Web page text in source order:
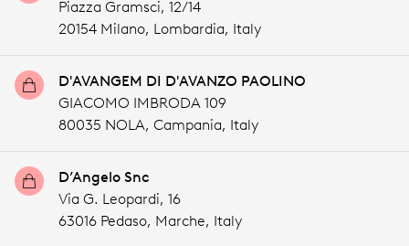
Piazza Gramsci, 12/14
20154 Milano, Lombardia, Italy
D'AVANGEM DI D'AVANZO PAOLINO
GIACOMO IMBRODA 109
80035 NOLA, Campania, Italy
D’Angelo Snc
Via G. Leopardi, 16
63016 Pedaso, Marche, Italy